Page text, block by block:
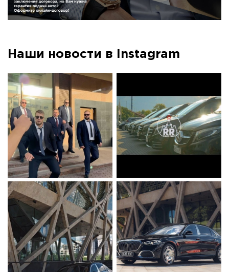
Наши новости в Instagram